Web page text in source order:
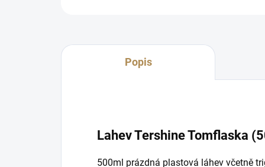
Popis
Lahev Tershine Tomflaska
500ml prázdná plastová láhev včetně